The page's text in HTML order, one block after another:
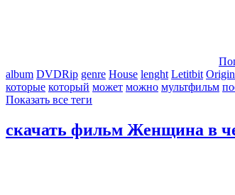
album DVDRip genre House lenght Letitbit
которые который может можно мультфильм
Показать все теги
скачать фильм Женщина в